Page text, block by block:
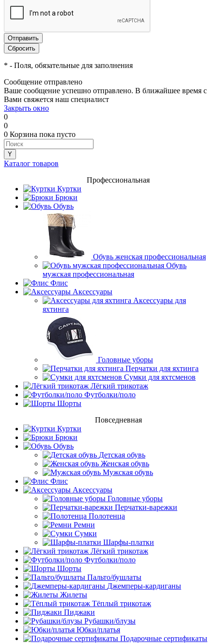
* - Поля, обязательные для заполнения
Сообщение отправлено
Ваше сообщение успешно отправлено. В ближайшее время с
Вами свяжется наш специалист
Закрыть окно
0
0
0 Корзина пока пусто
Каталог товаров
Профессиональная
Куртки
Брюки
Обувь
Обувь женская профессиональная
Обувь
мужская профессиональная
Флис
Аксессуары
Аксессуары для
яхтинга
Головные уборы
Перчатки для яхтинга
Сумки для яхтсменов
Лёгкий трикотаж
Футболки/поло
Шорты
Повседневная
Куртки
Брюки
Обувь
Детская обувь
Женская обувь
Мужская обувь
Флис
Аксессуары
Головные уборы
Перчатки-варежки
Полотенца
Ремни
Сумки
Шарфы-платки
Лёгкий трикотаж
Футболки/поло
Шорты
Пальто/бушлаты
Джемперы-кардиганы
Жилеты
Тёплый трикотаж
Пиджаки
Рубашки/блузы
Юбки/платья
Подарочные сертификаты